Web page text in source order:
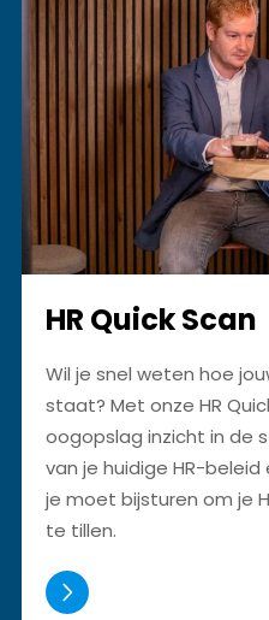
HR Quick Scan
Wil je snel weten hoe
staat? Met onze HR
oogopslag inzicht in de
van je huidige HR-
je moet bijsturen om je
te tillen.